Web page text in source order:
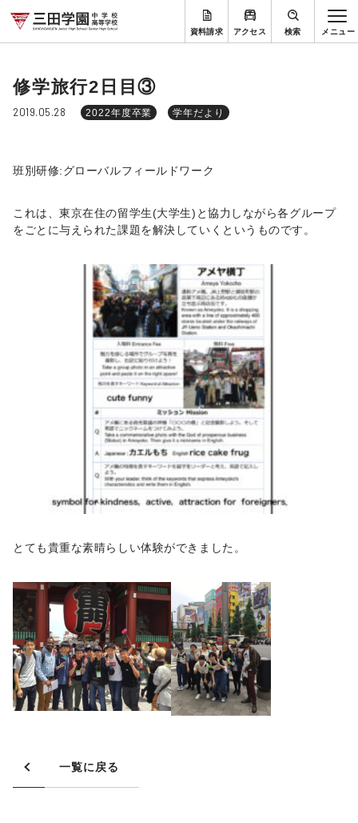
資料請求 アクセス 検索
修学旅行2日目③
2019.05.28 2022年度卒業 学年だより
班別研修:グローバルフィールドワーク
これは、東京在住の留学生(大学生)と協力しながら各グループ
をごとに与えられた課題を解決していくというものです。
とても貴重な素晴らしい体験ができました。
一覧に戻る